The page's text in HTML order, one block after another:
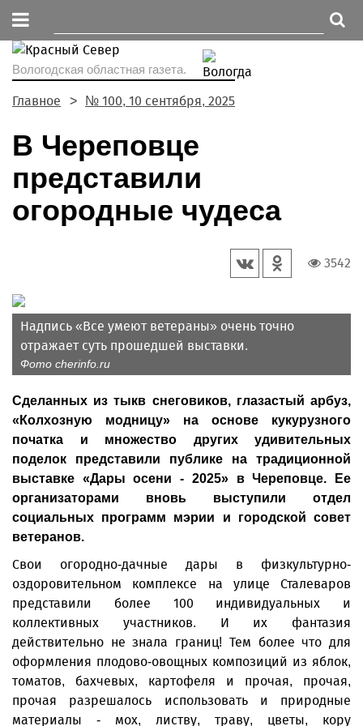
Вологодская областная газета.
Главное № 100, 10 сентября, 2025
В Череповце
представили
огородные чудеса
3542
Надпись «Все умеют ветераны» очень точно
отражает суть прошедшей выставки.
Фото cherinfo.ru
Сделанных из тыкв снеговиков, глазастый арбуз,
«Колхозную модницу» на основе кукурузного
початка и множество других удивительных
поделок представили публике на традиционной
выставке «Дары осени - 2025» в Череповце. Ее
организаторами вновь выступили отдел
социальных программ мэрии и городской совет
ветеранов.
Свои огородно-дачные дары в физкультурно-
оздоровительном комплексе на улице Сталеваров
представили более 100 индивидуальных и
коллективных участников. И их фантазия
действительно не знала границ! Тем более что для
оформления плодово-овощных композиций из яблок,
томатов, бахчевых, картофеля и прочая, прочая,
прочая разрешалось использовать и природные
материалы - мох, листву, траву, цветы, кору